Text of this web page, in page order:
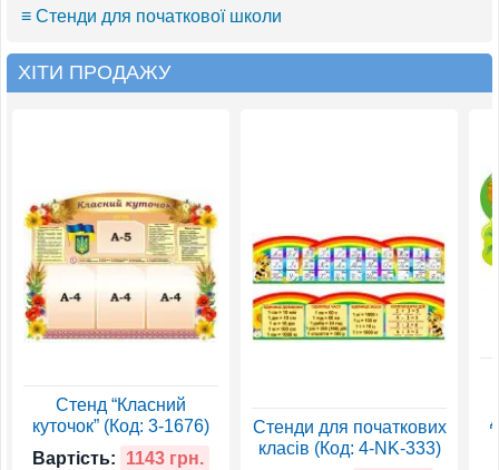
≡ Стенди для початкової школи
ХІТИ ПРОДАЖУ
Стенд “Класний
куточок” (Код: 3-1676)
Вартість:
1143 грн.
Стенди для початкових
класів (Код: 4-NK-333)